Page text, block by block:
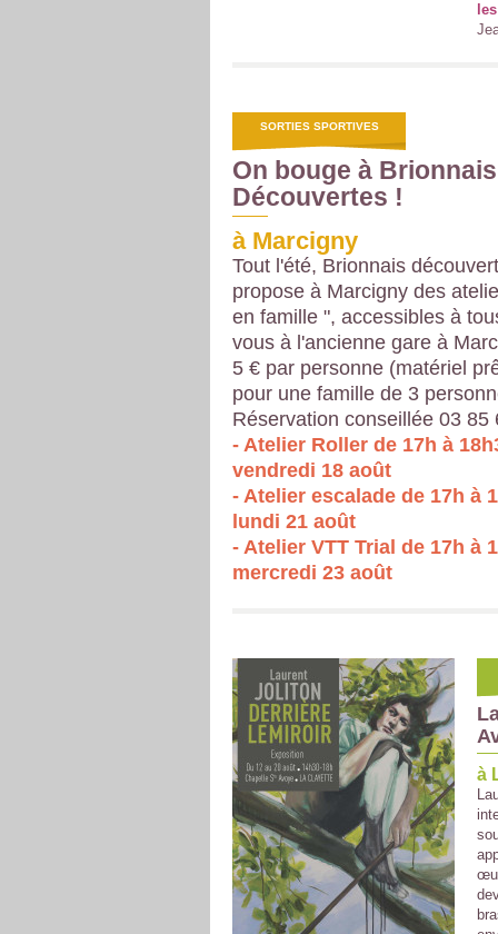
SORTIES SPORTIVES
On bouge à Brionnais
Découvertes !
à Marcigny
Tout l'été, Brionnais
propose à Marcigny des
en famille ", accessibles à
vous à l'ancienne gare à
5 € par personne (matériel
pour une famille de 3
Réservation conseillée 03 85
- Atelier Roller de 17h à
vendredi 18 août
- Atelier escalade de 17h à
lundi 21 août
- Atelier VTT Trial de 17h à
mercredi 23 août
à